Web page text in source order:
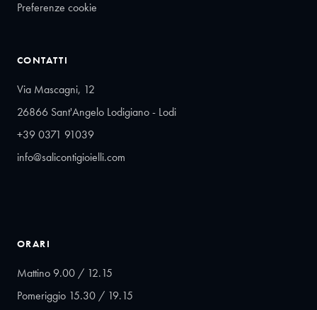
Preferenze cookie
CONTATTI
Via Mascagni, 12
26866 Sant'Angelo Lodigiano - Lodi
+39 0371 91039
info@salicontigioielli.com
ORARI
Mattino 9.00 / 12.15
Pomeriggio 15.30 / 19.15